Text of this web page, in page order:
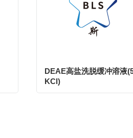
DEAE高盐洗脱缓冲溶液
KCl)